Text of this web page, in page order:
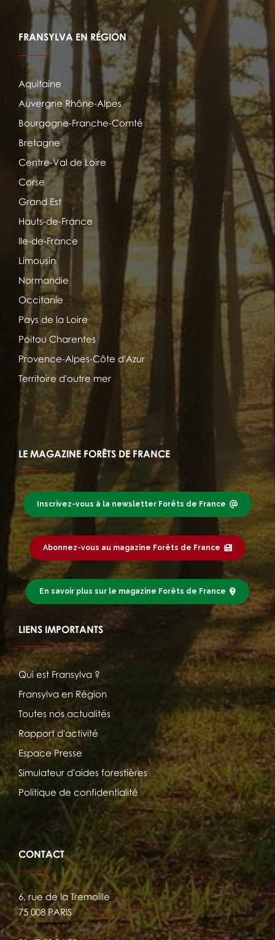
FRANSYLVA EN RÉGION
Aquitaine
Auvergne Rhône-Alpes
Bourgogne-Franche-Comté
Bretagne
Centre-Val de Loire
Corse
Grand Est
Hauts-de-France
Ile-de-France
Limousin
Normandie
Occitanie
Pays de la Loire
Poitou Charentes
Provence-Alpes-Côte d'Azur
Territoire d'outre mer
LE MAGAZINE FORÊTS DE FRANCE
Inscrivez-vous à la newsletter Forêts de France
Abonnez-vous au magazine Forêts de France
En savoir plus sur le magazine Forêts de France
LIENS IMPORTANTS
Qui est Fransylva ?
Fransylva en Région
Toutes nos actualités
Rapport d'activité
Espace Presse
Simulateur d'aides forestières
Politique de confidentialité
CONTACT
6, rue de la Tremoille
75 008 PARIS